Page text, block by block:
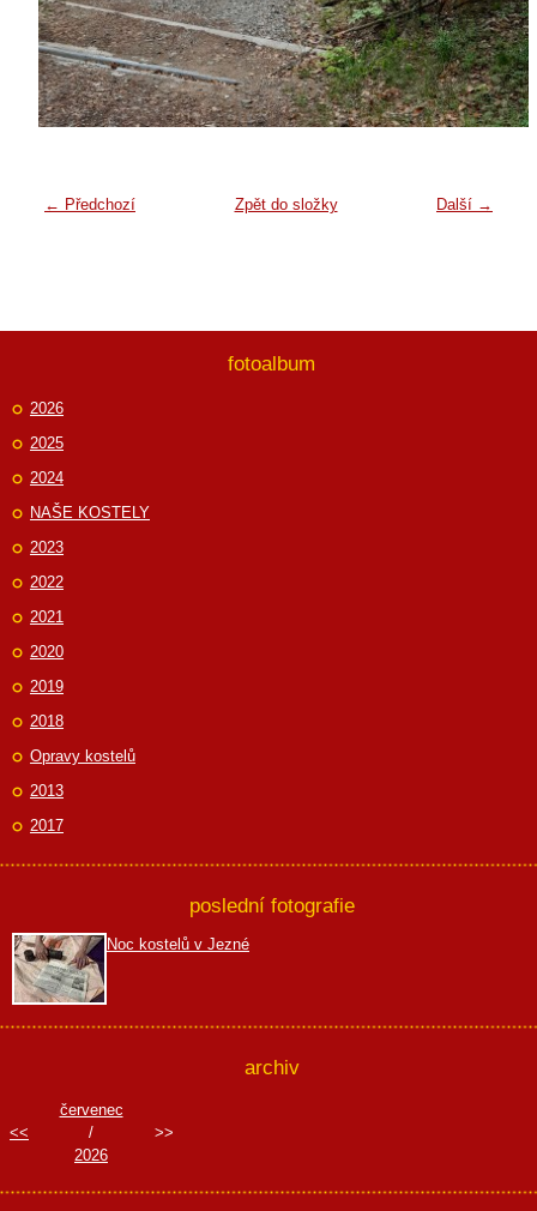
← Předchozí Další →
Zpět do složky
fotoalbum
2026
2025
2024
NAŠE KOSTELY
2023
2022
2021
2020
2019
2018
Opravy kostelů
2013
2017
poslední fotografie
Noc kostelů v Jezné
archiv
<<
červenec
/
2026
>>